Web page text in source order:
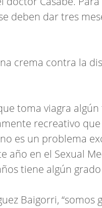
deben dar tres
toma viagra
recreativo
es un problema
año en el Sexual
tiene algún
Baigorri, “somos